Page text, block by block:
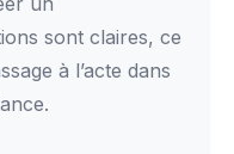
sont claires, ce
à l’acte dans